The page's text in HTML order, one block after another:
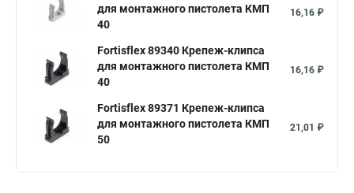
для монтажного пистолета КМП
40
16,16 ₽
Fortisflex 89340 Крепеж-клипса
для монтажного пистолета КМП
40
16,16 ₽
Fortisflex 89371 Крепеж-клипса
для монтажного пистолета КМП
50
21,01 ₽